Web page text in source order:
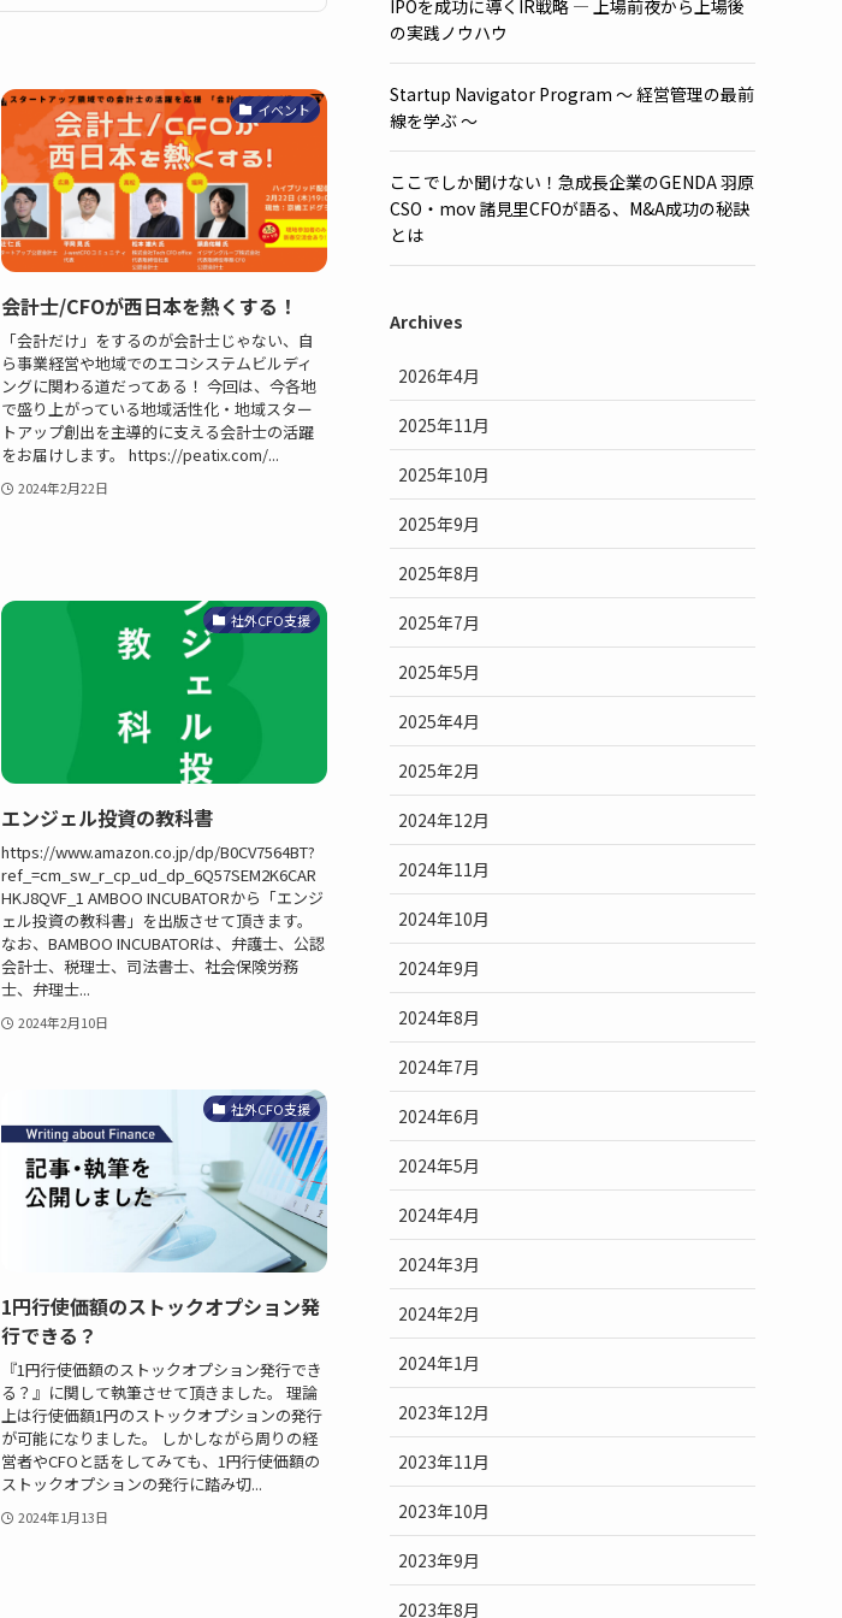
イベント
会計士/CFOが西日本を熱くする！
「会計だけ」をするのが会計士じゃない、自
ら事業経営や地域でのエコシステムビルディ
ングに関わる道だってある！ 今回は、今各地
で盛り上がっている地域活性化・地域スター
トアップ創出を主導的に支える会計士の活躍
をお届けします。 https://peatix.com/...
2024年2月22日
社外CFO支援
エンジェル投資の教科書
https://www.amazon.co.jp/dp/B0CV7564BT?
ref_=cm_sw_r_cp_ud_dp_6Q57SEM2K6CAR
HKJ8QVF_1 AMBOO INCUBATORから「エンジ
ェル投資の教科書」を出版させて頂きます。
なお、BAMBOO INCUBATORは、弁護士、公認
会計士、税理士、司法書士、社会保険労務
士、弁理士...
2024年2月10日
社外CFO支援
1円行使価額のストックオプション発
行できる？
『1円行使価額のストックオプション発行でき
る？』に関して執筆させて頂きました。 理論
上は行使価額1円のストックオプションの発行
が可能になりました。 しかしながら周りの経
営者やCFOと話をしてみても、1円行使価額の
ストックオプションの発行に踏み切...
2024年1月13日
IPOを成功に導くIR戦略 ― 上場前夜から上場後
の実践ノウハウ
Startup Navigator Program 〜 経営管理の最前
線を学ぶ 〜
ここでしか聞けない！急成長企業のGENDA 羽原
CSO・mov 諸見里CFOが語る、M&A成功の秘訣
とは
Archives
2026年4月
2025年11月
2025年10月
2025年9月
2025年8月
2025年7月
2025年5月
2025年4月
2025年2月
2024年12月
2024年11月
2024年10月
2024年9月
2024年8月
2024年7月
2024年6月
2024年5月
2024年4月
2024年3月
2024年2月
2024年1月
2023年12月
2023年11月
2023年10月
2023年9月
2023年8月